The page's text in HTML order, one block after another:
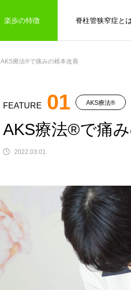
楽歩の特徴 脊柱管狭窄症と
AKS療法®で痛みの根本改善
FEATURE 01 AKS療法®
AKS療法®で痛
2022.03.01